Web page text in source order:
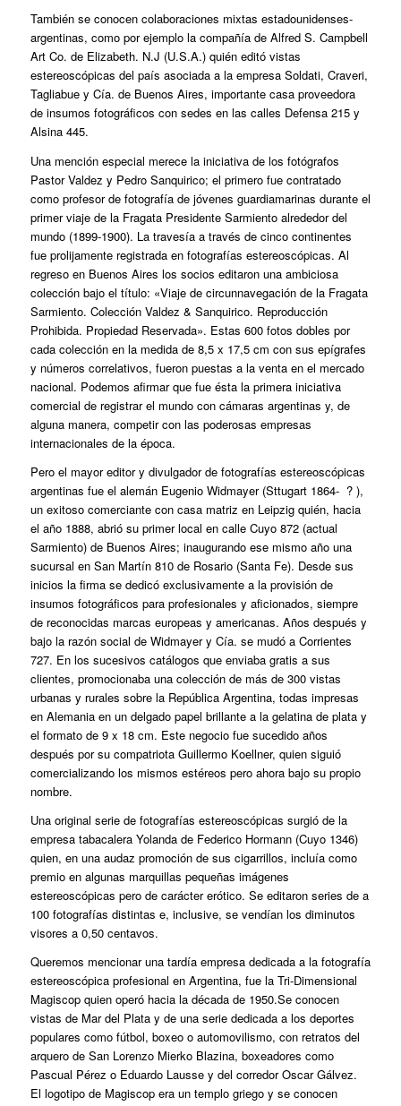
También se conocen colaboraciones mixtas estadounidenses-
argentinas, como por ejemplo la compañía de Alfred S. Campbell
Art Co. de Elizabeth. N.J (U.S.A.) quién editó vistas
estereoscópicas del país asociada a la empresa Soldati, Craveri,
Tagliabue y Cía. de Buenos Aires, importante casa proveedora
de insumos fotográficos con sedes en las calles Defensa 215 y
Alsina 445.
Una mención especial merece la iniciativa de los fotógrafos
Pastor Valdez y Pedro Sanquirico; el primero fue contratado
como profesor de fotografía de jóvenes guardiamarinas durante el
primer viaje de la Fragata Presidente Sarmiento alrededor del
mundo (1899-1900). La travesía a través de cinco continentes
fue prolijamente registrada en fotografías estereoscópicas. Al
regreso en Buenos Aires los socios editaron una ambiciosa
colección bajo el título: «Viaje de circunnavegación de la Fragata
Sarmiento. Colección Valdez & Sanquirico. Reproducción
Prohibida. Propiedad Reservada». Estas 600 fotos dobles por
cada colección en la medida de 8,5 x 17,5 cm con sus epígrafes
y números correlativos, fueron puestas a la venta en el mercado
nacional. Podemos afirmar que fue ésta la primera iniciativa
comercial de registrar el mundo con cámaras argentinas y, de
alguna manera, competir con las poderosas empresas
internacionales de la época.
Pero el mayor editor y divulgador de fotografías estereoscópicas
argentinas fue el alemán Eugenio Widmayer (Sttugart 1864- ? ),
un exitoso comerciante con casa matriz en Leipzig quién, hacia
el año 1888, abrió su primer local en calle Cuyo 872 (actual
Sarmiento) de Buenos Aires; inaugurando ese mismo año una
sucursal en San Martín 810 de Rosario (Santa Fe). Desde sus
inicios la firma se dedicó exclusivamente a la provisión de
insumos fotográficos para profesionales y aficionados, siempre
de reconocidas marcas europeas y americanas. Años después y
bajo la razón social de Widmayer y Cía. se mudó a Corrientes
727. En los sucesivos catálogos que enviaba gratis a sus
clientes, promocionaba una colección de más de 300 vistas
urbanas y rurales sobre la República Argentina, todas impresas
en Alemania en un delgado papel brillante a la gelatina de plata y
el formato de 9 x 18 cm. Este negocio fue sucedido años
después por su compatriota Guillermo Koellner, quien siguió
comercializando los mismos estéreos pero ahora bajo su propio
nombre.
Una original serie de fotografías estereoscópicas surgió de la
empresa tabacalera Yolanda de Federico Hormann (Cuyo 1346)
quien, en una audaz promoción de sus cigarrillos, incluía como
premio en algunas marquillas pequeñas imágenes
estereoscópicas pero de carácter erótico. Se editaron series de a
100 fotografías distintas e, inclusive, se vendían los diminutos
visores a 0,50 centavos.
Queremos mencionar una tardía empresa dedicada a la fotografía
estereoscópica profesional en Argentina, fue la Tri-Dimensional
Magiscop quien operó hacia la década de 1950.Se conocen
vistas de Mar del Plata y de una serie dedicada a los deportes
populares como fútbol, boxeo o automovilismo, con retratos del
arquero de San Lorenzo Mierko Blazina, boxeadores como
Pascual Pérez o Eduardo Lausse y del corredor Oscar Gálvez.
El logotipo de Magiscop era un templo griego y se conocen